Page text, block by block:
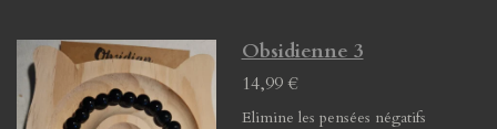
Obsidienne 3
14,99 €
Elimine les pensées négatifs